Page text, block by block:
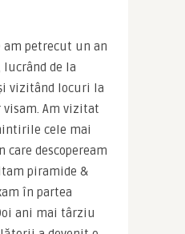
petrecut un an
de la
vizitând locuri la
visam. Am vizitat
cele mai
descopeream
piramide &
în partea
ani mai târziu